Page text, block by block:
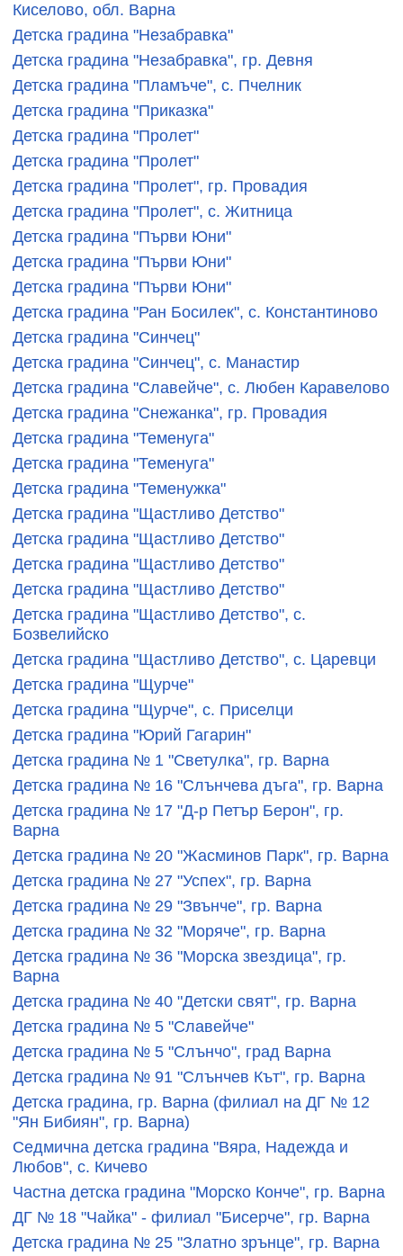
Киселово, обл. Варна
Детска градина "Незабравка"
Детска градина "Незабравка", гр. Девня
Детска градина "Пламъче", с. Пчелник
Детска градина "Приказка"
Детска градина "Пролет"
Детска градина "Пролет"
Детска градина "Пролет", гр. Провадия
Детска градина "Пролет", с. Житница
Детска градина "Първи Юни"
Детска градина "Първи Юни"
Детска градина "Първи Юни"
Детска градина "Ран Босилек", с. Константиново
Детска градина "Синчец"
Детска градина "Синчец", с. Манастир
Детска градина "Славейче", с. Любен Каравелово
Детска градина "Снежанка", гр. Провадия
Детска градина "Теменуга"
Детска градина "Теменуга"
Детска градина "Теменужка"
Детска градина "Щастливо Детство"
Детска градина "Щастливо Детство"
Детска градина "Щастливо Детство"
Детска градина "Щастливо Детство"
Детска градина "Щастливо Детство", с.
Бозвелийско
Детска градина "Щастливо Детство", с. Царевци
Детска градина "Щурче"
Детска градина "Щурче", с. Приселци
Детска градина "Юрий Гагарин"
Детска градина № 1 "Светулка", гр. Варна
Детска градина № 16 "Слънчева дъга", гр. Варна
Детска градина № 17 "Д-р Петър Берон", гр.
Варна
Детска градина № 20 "Жасминов Парк", гр. Варна
Детска градина № 27 "Успех", гр. Варна
Детска градина № 29 "Звънче", гр. Варна
Детска градина № 32 "Моряче", гр. Варна
Детска градина № 36 "Морска звездица", гр.
Варна
Детска градина № 40 "Детски свят", гр. Варна
Детска градина № 5 "Славейче"
Детска градина № 5 "Слънчо", град Варна
Детска градина № 91 "Слънчев Кът", гр. Варна
Детска градина, гр. Варна (филиал на ДГ № 12
"Ян Бибиян", гр. Варна)
Седмична детска градина "Вяра, Надежда и
Любов", с. Кичево
Частна детска градина "Морско Конче", гр. Варна
ДГ № 18 "Чайка" - филиал "Бисерче", гр. Варна
Детска градина № 25 "Златно зрънце", гр. Варна